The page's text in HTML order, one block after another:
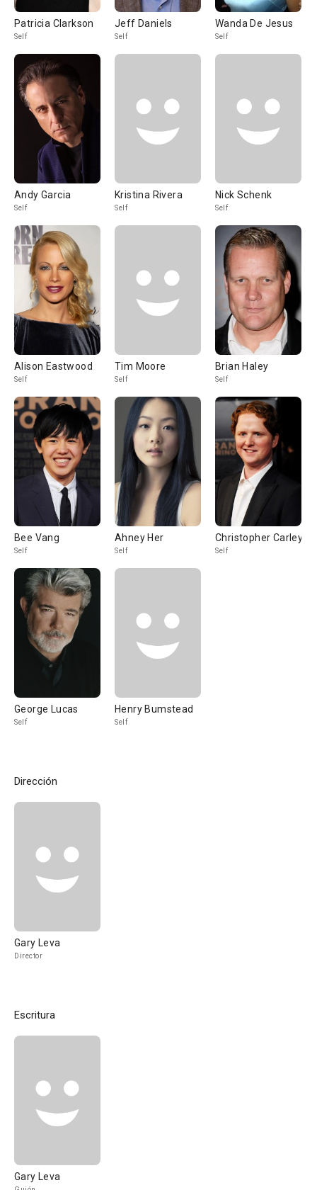
Patricia Clarkson
Self
Jeff Daniels
Self
Wanda De Jesus
Self
Andy Garcia
Self
Kristina Rivera
Self
Nick Schenk
Self
Alison Eastwood
Self
Tim Moore
Self
Brian Haley
Self
Bee Vang
Self
Ahney Her
Self
Christopher Carley
Self
George Lucas
Self
Henry Bumstead
Self
Dirección
Gary Leva
Director
Escritura
Gary Leva